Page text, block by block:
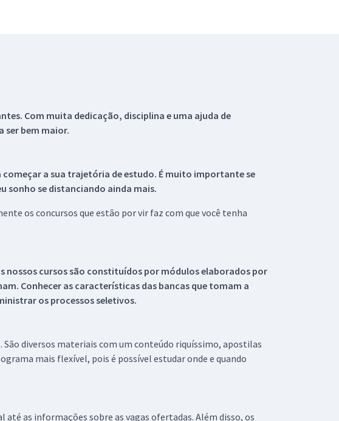
Com muita dedicação, disciplina e uma ajuda de
ser bem maior.
começar a sua trajetória de estudo. É muito importante se
sonho se distanciando ainda mais.
os concursos que estão por vir faz com que você tenha
nossos cursos são constituídos por módulos elaborados por
Conhecer as características das bancas que tomam a
os processos seletivos.
São diversos materiais com um conteúdo riquíssimo, apostilas
mais flexível, pois é possível estudar onde e quando
até as informações sobre as vagas ofertadas. Além disso, os